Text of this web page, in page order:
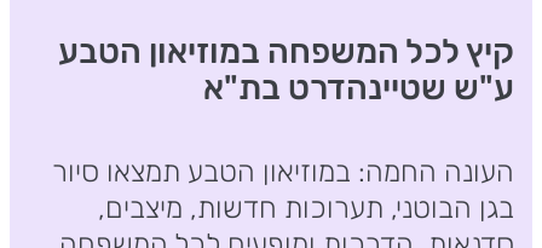
קיץ לכל המשפחה במוזיאון הטבע
ע"ש שטיינהדרט בת"א
העונה החמה: במוזיאון הטבע תמצאו סיור
בגן הבוטני, תערוכות חדשות, מיצבים,